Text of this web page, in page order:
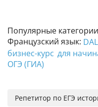
Популярные
Французский язык:
бизнес-курс для
ОГЭ (ГИА)
Репетитор по ЕГЭ